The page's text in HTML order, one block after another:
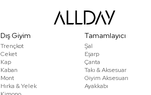
Dış Giyim
Trençkot
Ceket
Kap
Kaban
Mont
Hırka & Yelek
Tamamlayıcı
Şal
Eşarp
Çanta
Takı & Aksesuar
Giyim Aksesuarı
Ayakkabı